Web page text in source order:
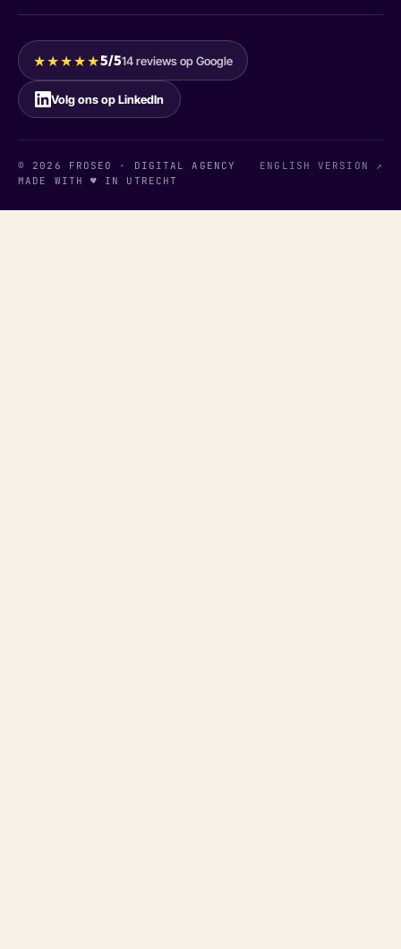
★★★★★5/514 reviews op Google
Volg ons op LinkedIn
© 2026 FROSEO · DIGITAL AGENCY
ENGLISH VERSION ↗
MADE WITH ♥ IN UTRECHT